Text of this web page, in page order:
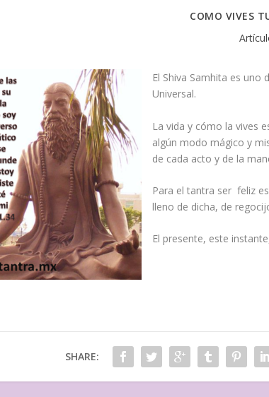
COMO VIVES
El Shiva Samhita es
Universal.
La vida y cómo la vives
algún modo mágico y
de cada acto y de la
Para el tantra ser feliz
lleno de dicha, de
El presente, este
SHARE: